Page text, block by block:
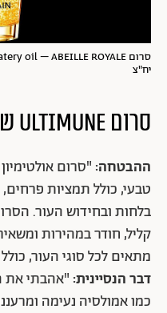
יח"צ
סרום Ultimune של שיסיידו
ההבטחה:
טבעי, כולל תמציות
בלחות ובחידוש העור.
קליל, חודר במהירות
מתאים לכל סוגי העור,
דבר הנסיינית: "אהבתי את
כמו אמולסיה נעימה